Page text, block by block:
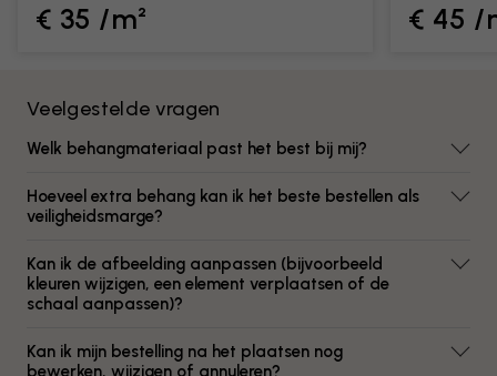
€ 35 /m² € 45 /
Veelgestelde vragen
Welk behangmateriaal past het best bij mij?
Hoeveel extra behang kan ik het beste bestellen als
veiligheidsmarge?
Kan ik de afbeelding aanpassen (bijvoorbeeld
kleuren wijzigen, een element verplaatsen of de
schaal aanpassen)?
Kan ik mijn bestelling na het plaatsen nog
bewerken, wijzigen of annuleren?